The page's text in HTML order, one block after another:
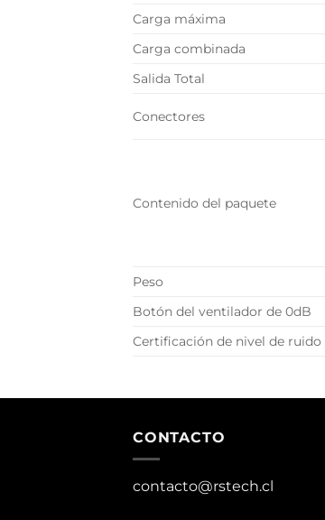
Carga máxima
Carga combinada
Salida Total
Conectores
Contenido del paquete
Peso
Botón del ventilador de 0dB
Certificación de nivel de ruido
CONTACTO
contacto@rstech.cl